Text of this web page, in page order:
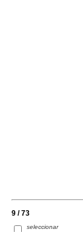
9 / 73
seleccionar